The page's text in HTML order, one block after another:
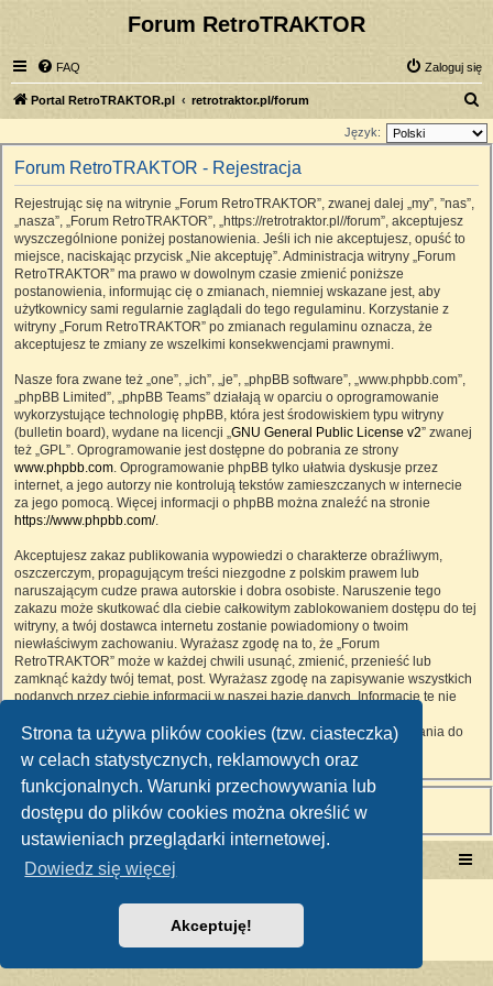
Strona ta używa plików cookies (tzw. ciasteczka)
w celach statystycznych, reklamowych oraz
funkcjonalnych. Warunki przechowywania lub
dostępu do plików cookies można określić w
ustawieniach przeglądarki internetowej.
Dowiedz się więcej
Akceptuję!
Forum RetroTRAKTOR
FAQ Zaloguj się
Portal RetroTRAKTOR.pl retrotraktor.pl/forum
z
Język:
Forum RetroTRAKTOR - Rejestracja
Rejestrując się na witrynie „Forum RetroTRAKTOR”, zwanej dalej „my”, ”nas”,
„nasza”, „Forum RetroTRAKTOR”, „https://retrotraktor.pl//forum”, akceptujesz
wyszczególnione poniżej postanowienia. Jeśli ich nie akceptujesz, opuść to
miejsce, naciskając przycisk „Nie akceptuję”. Administracja witryny „Forum
RetroTRAKTOR” ma prawo w dowolnym czasie zmienić poniższe
postanowienia, informując cię o zmianach, niemniej wskazane jest, aby
użytkownicy sami regularnie zaglądali do tego regulaminu. Korzystanie z
witryny „Forum RetroTRAKTOR” po zmianach regulaminu oznacza, że
akceptujesz te zmiany ze wszelkimi konsekwencjami prawnymi.
Nasze fora zwane też „one”, „ich”, „je”, „phpBB software”, „www.phpbb.com”,
„phpBB Limited”, „phpBB Teams” działają w oparciu o oprogramowanie
wykorzystujące technologię phpBB, która jest środowiskiem typu witryny
(bulletin board), wydane na licencji „GNU General Public License v2” zwanej
też „GPL”. Oprogramowanie jest dostępne do pobrania ze strony
www.phpbb.com. Oprogramowanie phpBB tylko ułatwia dyskusje przez
internet, a jego autorzy nie kontrolują tekstów zamieszczanych w internecie
za jego pomocą. Więcej informacji o phpBB można znaleźć na stronie
https://www.phpbb.com/.
Akceptujesz zakaz publikowania wypowiedzi o charakterze obraźliwym,
oszczerczym, propagującym treści niezgodne z polskim prawem lub
naruszającym cudze prawa autorskie i dobra osobiste. Naruszenie tego
zakazu może skutkować dla ciebie całkowitym zablokowaniem dostępu do tej
witryny, a twój dostawca internetu zostanie powiadomiony o twoim
niewłaściwym zachowaniu. Wyrażasz zgodę na to, że „Forum
RetroTRAKTOR” może w każdej chwili usunąć, zmienić, przenieść lub
zamknąć każdy twój temat, post. Wyrażasz zgodę na zapisywanie wszystkich
podanych przez ciebie informacji w naszej bazie danych. Informacje te nie
RetroTRAKTOR”, ani phpBB nie ponosi odpowiedzialności za włamania do
witryny, podczas których może dojść do kradzieży danych.
Portal RetroTRAKTOR.pl
Polski pakiet językowy dostarcza